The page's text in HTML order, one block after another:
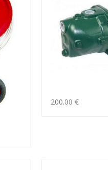
200.00 €